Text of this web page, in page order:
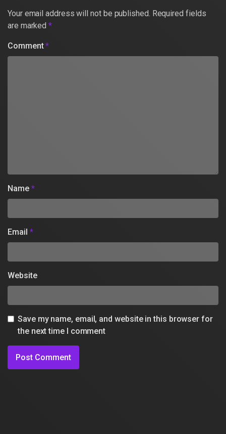
Your email address will not be published. Required fields
are marked*
Comment*
Name *
Email *
Website
Save my name, email, and website in this browser for
the next time I comment